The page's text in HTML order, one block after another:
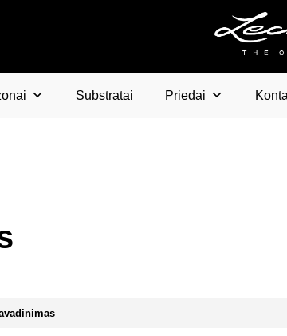
Substratai Priedai